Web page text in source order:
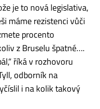
je to nová legislativa,
máme rezistenci vůči
procento
z Bruselu špatné….
říká v rozhovoru
odborník na
i na kolik takový